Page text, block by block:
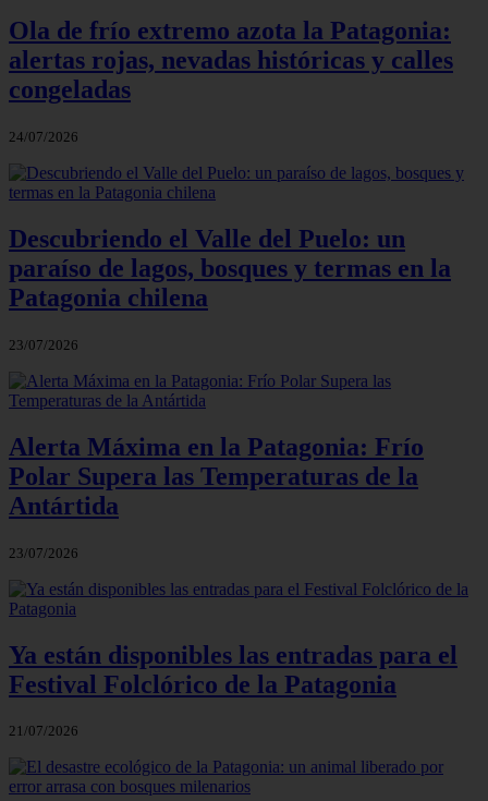
Ola de frío extremo azota la Patagonia:
alertas rojas, nevadas históricas y calles
congeladas
24/07/2026
Descubriendo el Valle del Puelo: un
paraíso de lagos, bosques y termas en la
Patagonia chilena
23/07/2026
Alerta Máxima en la Patagonia: Frío
Polar Supera las Temperaturas de la
Antártida
23/07/2026
Ya están disponibles las entradas para el
Festival Folclórico de la Patagonia
21/07/2026